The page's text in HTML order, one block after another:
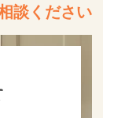
談ください